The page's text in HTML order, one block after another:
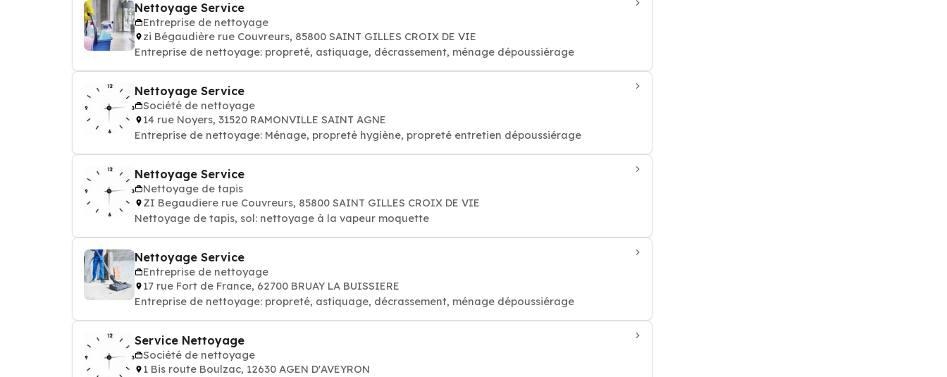
Nettoyage Service
Entreprise de nettoyage
zi Bégaudière rue Couvreurs, 85800 SAINT GILLES CROIX DE VIE
Entreprise de nettoyage: propreté, astiquage, décrassement, ménage dépoussiérage
Nettoyage Service
Société de nettoyage
14 rue Noyers, 31520 RAMONVILLE SAINT AGNE
Entreprise de nettoyage: Ménage, propreté hygiène, propreté entretien dépoussiérage
Nettoyage Service
Nettoyage de tapis
ZI Begaudiere rue Couvreurs, 85800 SAINT GILLES CROIX DE VIE
Nettoyage de tapis, sol: nettoyage à la vapeur moquette
Nettoyage Service
Entreprise de nettoyage
17 rue Fort de France, 62700 BRUAY LA BUISSIERE
Entreprise de nettoyage: propreté, astiquage, décrassement, ménage dépoussiérage
Service Nettoyage
Société de nettoyage
1 Bis route Boulzac, 12630 AGEN D'AVEYRON